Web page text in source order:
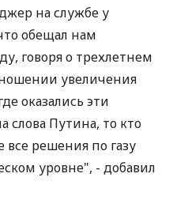
на службе у
обещал нам
говоря о трехлетнем
увеличения
оказались эти
слова Путина, то кто
все решения по газу
уровне", - добавил